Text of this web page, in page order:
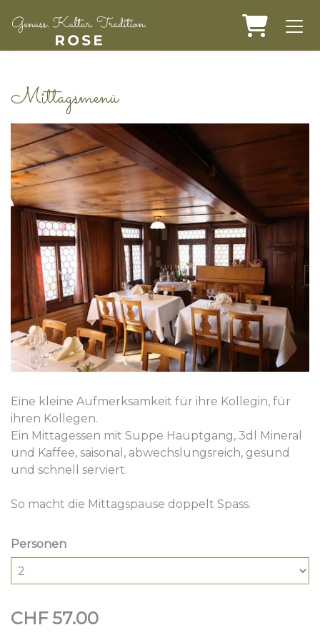
Mittagsmenü
Eine kleine Aufmerksamkeit für ihre Kollegin, für
ihren Kollegen.
Ein Mittagessen mit Suppe Hauptgang, 3dl Mineral
und Kaffee, saisonal, abwechslungsreich, gesund
und schnell serviert.
So macht die Mittagspause doppelt Spass.
Personen
CHF 57.00